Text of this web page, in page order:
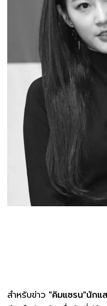
สำหรับข่าว "คิมแซรน"นักแ